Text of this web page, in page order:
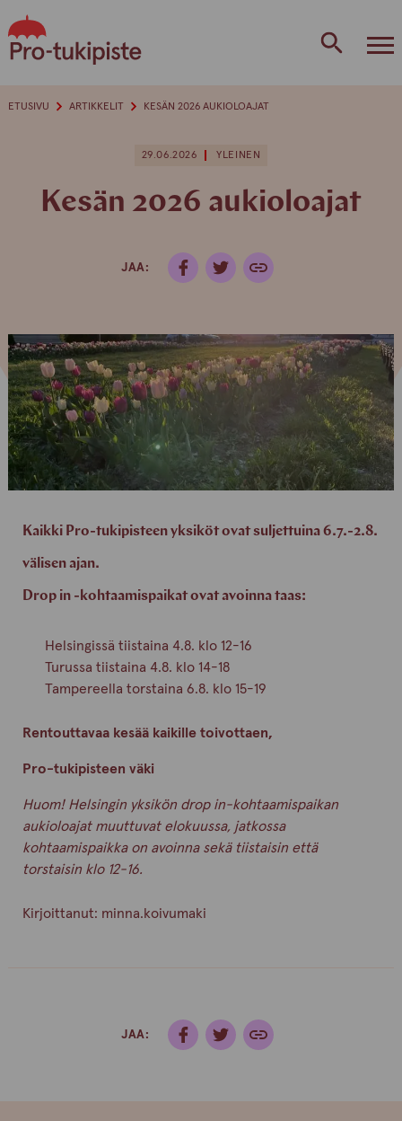
to
content
ETUSIVU ARTIKKELIT KESÄN 2026 AUKIOLOAJAT
29.06.2026 YLEINEN
Kesän 2026 aukioloajat
JAA:
Kaikki Pro-tukipisteen yksiköt ovat suljettuina 6.7.-2.8.
välisen ajan.
Drop in -kohtaamispaikat ovat avoinna taas:
Helsingissä tiistaina 4.8. klo 12-16
Turussa tiistaina 4.8. klo 14-18
Tampereella torstaina 6.8. klo 15-19
Rentouttavaa kesää kaikille toivottaen,
Pro-tukipisteen väki
Huom! Helsingin yksikön drop in-kohtaamispaikan
aukioloajat muuttuvat elokuussa, jatkossa
kohtaamispaikka on avoinna sekä tiistaisin että
torstaisin klo 12-16.
Kirjoittanut: minna.koivumaki
JAA: